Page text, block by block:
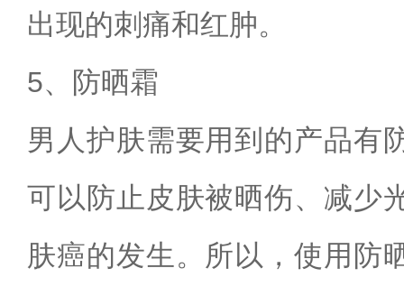
出现的刺痛和红肿。
5、防晒霜
男人护肤需要用到的产品有
可以防止皮肤被晒伤、减少
肤癌的发生。所以，使用防